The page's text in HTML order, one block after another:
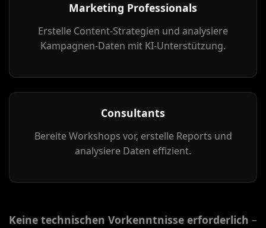
Marketing Professionals
Erstelle Content-Strategien und analysiere
Kampagnen-Daten mit KI-Unterstützung.
Consultants
Bereite Workshops vor, erstelle Reports und
analysiere Daten effizient.
Keine technischen Vorkenntnisse erforderlich –